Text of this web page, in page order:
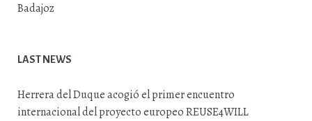
Badajoz
LAST NEWS
Herrera del Duque acogió el primer encuentro
internacional del proyecto europeo REUSE4WILL